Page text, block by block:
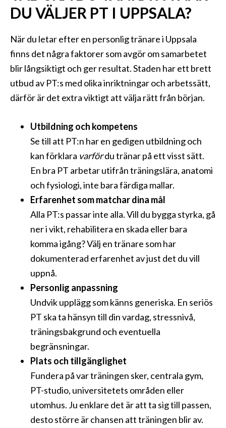
DU VÄLJER PT I UPPSALA?
När du letar efter en personlig tränare i Uppsala
finns det några faktorer som avgör om samarbetet
blir långsiktigt och ger resultat. Staden har ett brett
utbud av PT:s med olika inriktningar och arbetssätt,
därför är det extra viktigt att välja rätt från början.
Utbildning och kompetens
Se till att PT:n har en gedigen utbildning och
kan förklara varfördu tränar på ett visst sätt.
En bra PT arbetar utifrån träningslära, anatomi
och fysiologi, inte bara färdiga mallar.
Erfarenhet som matchar dina mål
Alla PT:s passar inte alla. Vill du bygga styrka, gå
ner i vikt, rehabilitera en skada eller bara
komma igång? Välj en tränare som har
dokumenterad erfarenhet av just det du vill
uppnå.
Personlig anpassning
Undvik upplägg som känns generiska. En seriös
PT ska ta hänsyn till din vardag, stressnivå,
träningsbakgrund och eventuella
begränsningar.
Plats och tillgänglighet
Fundera på var träningen sker, centrala gym,
PT-studio, universitetets områden eller
utomhus. Ju enklare det är att ta sig till passen,
desto större är chansen att träningen blir av.